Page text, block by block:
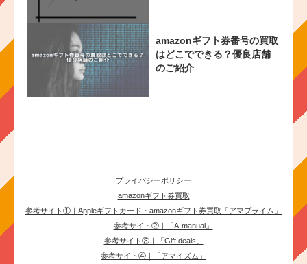
amazonギフト券番号の買取
はどこでできる？優良店舗
のご紹介
プライバシーポリシー
amazonギフト券買取
参考サイト①｜Appleギフトカード・amazonギフト券買取「アマプライム」
参考サイト②｜「A-manual」
参考サイト③｜「Gift deals」
参考サイト④｜「アマイズム」